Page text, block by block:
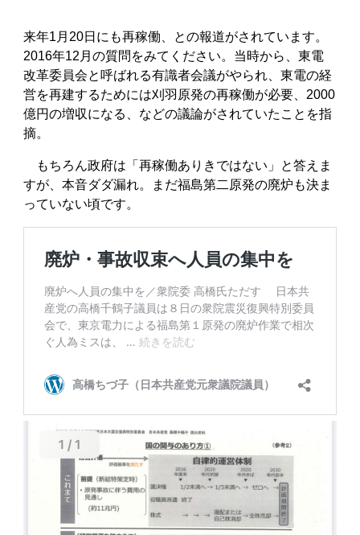
来年1月20日にも再稼働、との報道がされています。
2016年12月の質問をみてください。当時から、東電
改革委員会と呼ばれる有識者会議がやられ、東電の経
営を再建するためには刈羽原発の再稼働が必要、2000
億円の増収になる、などの議論がされていたことを指
摘。
もちろん政府は「再稼働ありきではない」と答えま
すが、本音ダダ漏れ。まだ福島第二原発の廃炉も決ま
っていない頃です。